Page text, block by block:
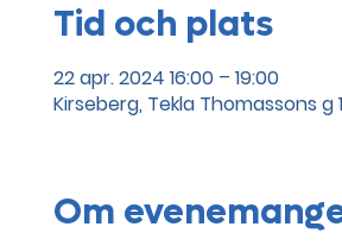
Tid och plats
22 apr. 2024 16:00 – 19:00
Kirseberg, Tekla Thomassons g
Om